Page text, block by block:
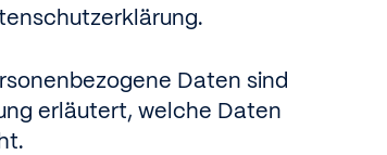
Daten sind
erläutert, welche Daten